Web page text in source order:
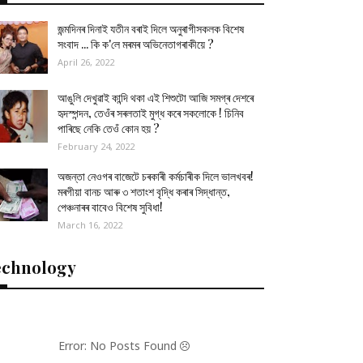
জন্মদিনৰ দিনাই যতীন বৰাই দিলে অনুৰাগীসকলক বিশেষ
সংবাদ ... কি ক'লে মৰমৰ অভিনেতাগৰাকীয়ে ?
April 26, 2022
আঙুলি দেখুৱাই কান্দি থকা এই শিশুটো আজি সমগ্ৰ দেশৰে
হৃদস্পন্দন, তেওঁৰ সৰলতাই মুগ্ধ কৰে সকলোকে ! চিনিব
পাৰিছে নেকি তেওঁ কোন হয় ?
February 24, 2022
অজন্তা নেওগৰ বাজেটে চৰকাৰী কৰ্মচাৰীক দিলে ভালখবৰ!
মৰগীয়া বানচ আৰু ৩ শতাংশ বৃদ্ধি কৰাৰ সিদ্ধান্ত,
পেঞ্চনাৰৰ বাবেও বিশেষ সুবিধা!
March 16, 2022
Error: No Posts Found